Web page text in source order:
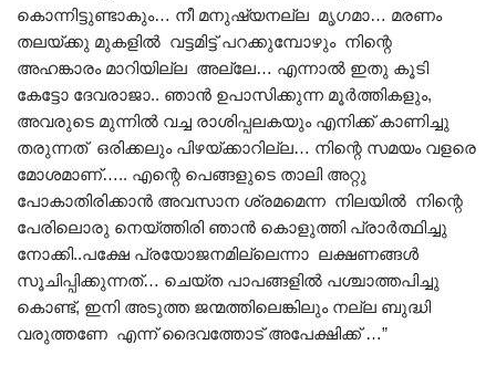
കൊന്നിട്ടുണ്ടാകും… നീ മനുഷ്യനല്ല മൃഗമാ… മരണം
തലയ്ക്കു മുകളിൽ വട്ടമിട്ട് പറക്കുമ്പോഴും നിന്റെ
അഹങ്കാരം മാറിയില്ല അല്ലേ… എന്നാൽ ഇതു കൂടി
കേട്ടോ ദേവരാജാ.. ഞാൻ ഉപാസിക്കുന്ന മൂർത്തികളും,
അവരുടെ മുന്നിൽ വച്ച രാശിപ്പലകയും എനിക്ക് കാണിച്ചു
തരുന്നത് ഒരിക്കലും പിഴയ്ക്കാറില്ല… നിന്റെ സമയം വളരെ
മോശമാണ്….. എന്റെ പെങ്ങളുടെ താലി അറ്റു
പോകാതിരിക്കാൻ അവസാന ശ്രമമെന്ന നിലയിൽ നിന്റെ
പേരിലൊരു നെയ്ത്തിരി ഞാൻ കൊളുത്തി പ്രാർത്ഥിച്ചു
നോക്കി..പക്ഷേ പ്രയോജനമില്ലെന്നാ ലക്ഷണങ്ങൾ
സൂചിപ്പിക്കുന്നത്… ചെയ്ത പാപങ്ങളിൽ പശ്ചാത്തപിച്ചു
കൊണ്ട്, ഇനി അടുത്ത ജന്മത്തിലെങ്കിലും നല്ല ബുദ്ധി
വരുത്തണേ എന്ന് ദൈവത്തോട് അപേക്ഷിക്ക് …”